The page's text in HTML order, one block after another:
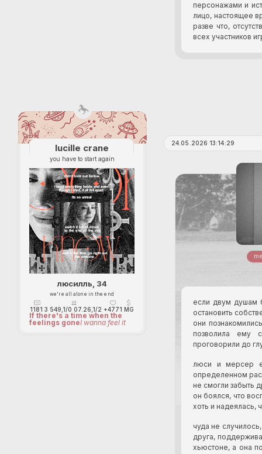
персонажами и
лицо, настоящее
разве что,
всех участников
24.05.2026 13:14:29
lucille crane
you have to start again
люсилль, 34
we're all alone in the end
1181 3 549,1/0 07.26,1/2 +4771 MG
If there's a time when the
feelings goneI wanna feel it
если двум душам
остановить
они
позволила ему
проговорили до
люси и мерсер
определенном
не смогли забыть
он боялся, что
хоть и надеялась,
чуда не
друга,
хьюстоне, а она